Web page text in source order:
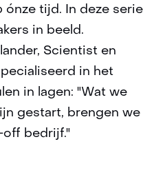
ónze tijd. In deze serie
in beeld.
Scientist en
in het
in lagen: "Wat we
gestart, brengen we
off bedrijf."